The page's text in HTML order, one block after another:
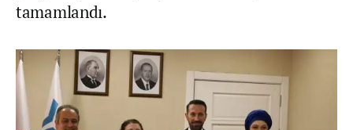
tamamlandı.